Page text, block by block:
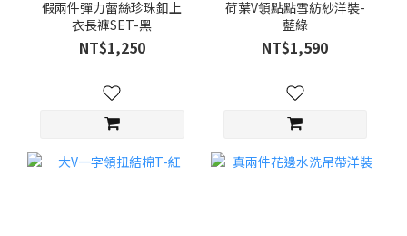
假兩件彈力蕾絲珍珠釦上
衣長褲SET-黑
NT$1,250
荷葉V領點點雪紡紗洋裝-
藍綠
NT$1,590